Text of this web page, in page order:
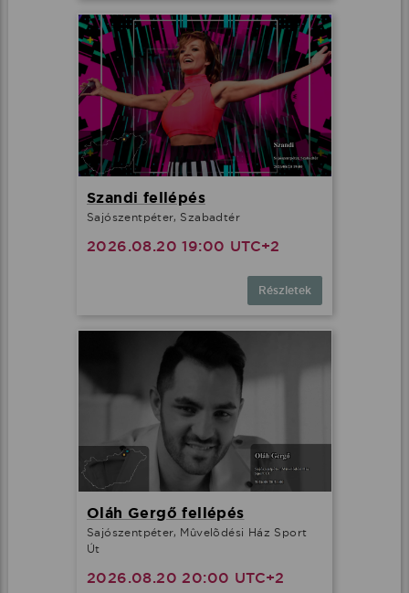
Szandi fellépés
Sajószentpéter, Szabadtér
2026.08.20 19:00 UTC+2
Részletek
Oláh Gergő fellépés
Sajószentpéter, Mûvelõdési Ház Sport
Út
2026.08.20 20:00 UTC+2